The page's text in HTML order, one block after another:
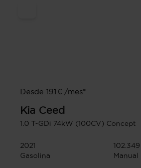
Desde 191 € /mes*
Kia Ceed
1.0 T-GDi 74kW (100CV) Concept
2021
Gasolina
Manual